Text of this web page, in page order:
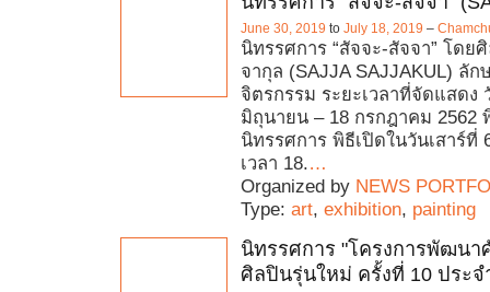
June 30, 2019 to July 18, 2019 –
นิทรรศการ “สัจจะ-สัจจา” โดย
จากุล (SAJJA SAJJAKUL) ลั
จิตรกรรม ระยะเวลาที่จัดแสดง
มิถุนายน – 18 กรกฎาคม 2562
นิทรรศการ พิธีเปิดในวันเสาร์ที่
เวลา 18.…
Organized by NEWS
Type: art, exhibition, painting
นิทรรศการ "โครงการพัฒนา
ศิลปินรุ่นใหม่ ครั้งที่ 10 ประจ